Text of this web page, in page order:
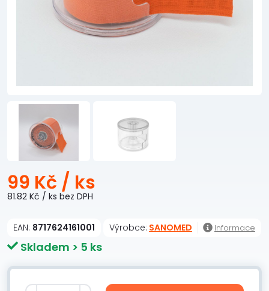
99 Kč / ks
81.82 Kč / ks bez DPH
EAN: 8717624161001 Výrobce: SANOMED Informace
Skladem > 5 ks